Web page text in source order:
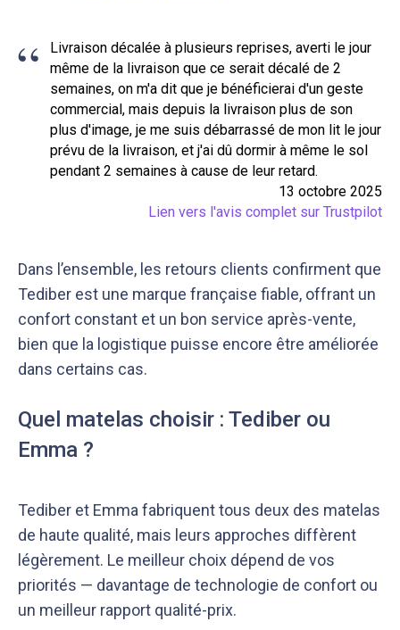
“
Livraison décalée à plusieurs reprises, averti le jour
même de la livraison que ce serait décalé de 2
semaines, on m'a dit que je bénéficierai d'un geste
commercial, mais depuis la livraison plus de son
plus d'image, je me suis débarrassé de mon lit le jour
prévu de la livraison, et j'ai dû dormir à même le sol
pendant 2 semaines à cause de leur retard.
13 octobre 2025
Lien vers l'avis complet sur Trustpilot
Dans l’ensemble, les retours clients confirment que
Tediber est une marque française fiable, offrant un
confort constant et un bon service après-vente,
bien que la logistique puisse encore être améliorée
dans certains cas.
Quel matelas choisir : Tediber ou
Emma ?
Tediber et Emma fabriquent tous deux des matelas
de haute qualité, mais leurs approches diffèrent
légèrement. Le meilleur choix dépend de vos
priorités — davantage de technologie de confort ou
un meilleur rapport qualité-prix.